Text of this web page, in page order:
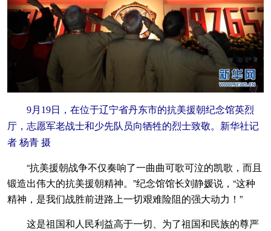
9月19日，在位于辽宁省丹东市的抗美援朝纪念馆英烈
厅，志愿军老战士和少先队员向牺牲的烈士致敬。新华社记
者 杨青 摄
“抗美援朝战争不仅奏响了一曲曲可歌可泣的凯歌，而且
锻造出伟大的抗美援朝精神。”纪念馆馆长刘静媛说，“这种
精神，是我们战胜前进路上一切艰难险阻的强大动力！”
这是祖国和人民利益高于一切、为了祖国和民族的尊严